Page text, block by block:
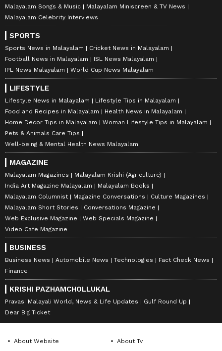
Malayalam Songs & Music
Malayalam Miniscreen & TV News
Malayalam Celebrity Interviews
SPORTS
Sports News in Malayalam
Cricket News in Malayalam
Football News in Malayalam
ISL News Malayalam
IPL News Malayalam
World Cup News Malayalam
LIFESTYLE
Lifestyle News in Malayalam
Lifestyle Tips in Malayalam
Food and Recipes in Malayalam
Health News in Malayalam
Home Decor Tips in Malayalam
Woman Lifestyle Tips in Malayalam
Pets & Animals Care Tips
Well-being & Mental Health News Malayalam
MAGAZINE
Malayalam Magazines
Malayalam Krishi (Agriculture)
India Art Magazine Malayalam
Malayalam Books
Malayalam Columnist
Magazine Conversations
Culture Magazines
Malayalam Short Stories
Conversations Magazine
Web Exclusive Magazine
Web Specials Magazine
Video Cafe Magazine
BUSINESS
Business News Automobile News Technologies
Fact Check News
Finance
KRISHI PAZHAMCHOLLUKAL
Pravasi Malayali World, News & Life Updates
Gulf Round Up
Dear Big Ticket
About Website About Tv